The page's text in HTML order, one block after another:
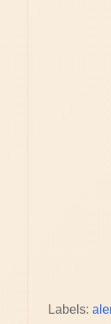
Labels: